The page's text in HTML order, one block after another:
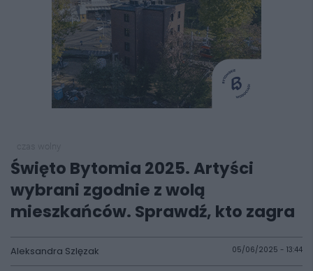
Święto Bytomia 2025. Artyści
wybrani zgodnie z wolą
mieszkańców. Sprawdź, kto zagra
Aleksandra Szlęzak 05/06/2025 - 13:44